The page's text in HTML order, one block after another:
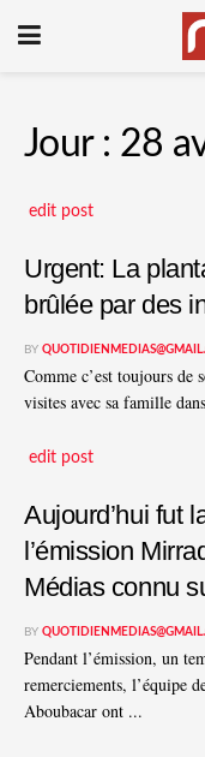
Jour : 28
edit post
Urgent: La
brûlée par des
BY
Comme c’est toujours de
visites avec sa famille
edit post
Aujourd’hui fut
l’émission
Médias connu
BY
Pendant l’émission, un
remerciements, l’équipe
Aboubacar ont ...